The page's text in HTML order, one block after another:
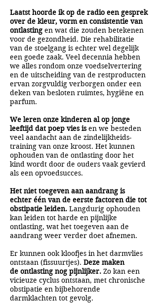
Laatst hoorde ik op de radio een gesprek
over de kleur, vorm en consistentie van
ontlasting en wat die zouden betekenen
voor de gezondheid. Die rehabilitatie
van de stoelgang is echter wel degelijk
een goede zaak. Veel decennia hebben
we alles rondom onze voedselvertering
en de uitscheiding van de restproducten
ervan zorgvuldig verborgen onder een
deken van besloten ruimtes, hygiëne en
parfum.
We leren onze kinderen al op jonge
leeftijd dat poep vies isen we besteden
veel aandacht aan de zindelijkheids-
training van onze kroost. Het kunnen
ophouden van de ontlasting door het
kind wordt door de ouders vaak gevierd
als een opvoedsucces.
Het niet toegeven aan aandrang is
echter één van de eerste factoren die tot
obstipatie leiden. Langdurig ophouden
kan leiden tot harde en pijnlijke
ontlasting, wat het toegeven aan de
aandrang weer verder doet afnemen.
Er kunnen ook kloofjes in het darmvlies
ontstaan (fissuurtjes). Deze maken
de ontlasting nog pijnlijker. Zo kan een
vicieuze cyclus ontstaan, met chronische
obstipatie en bijbehorende
darmklachten tot gevolg.